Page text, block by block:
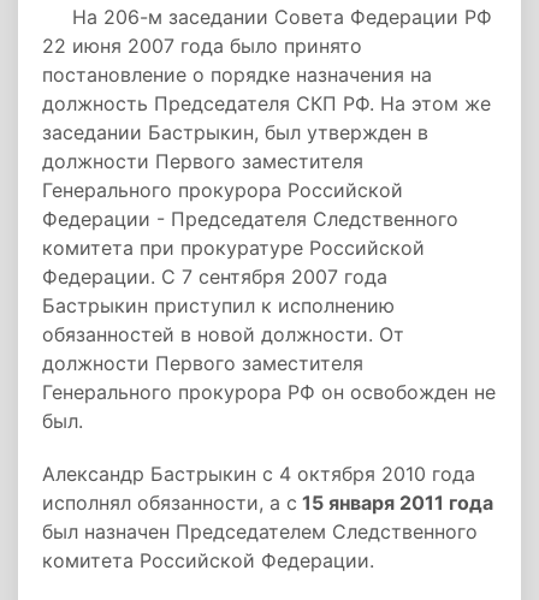
На 206-м заседании Совета Федерации РФ
22 июня 2007 года было принято
постановление о порядке назначения на
должность Председателя СКП РФ. На этом же
заседании Бастрыкин, был утвержден в
должности Первого заместителя
Генерального прокурора Российской
Федерации - Председателя Следственного
комитета при прокуратуре Российской
Федерации. С 7 сентября 2007 года
Бастрыкин приступил к исполнению
обязанностей в новой должности. От
должности Первого заместителя
Генерального прокурора РФ он освобожден не
был.
Александр Бастрыкин с 4 октября 2010 года
исполнял обязанности, а с 15 января 2011 года
был назначен Председателем Следственного
комитета Российской Федерации.